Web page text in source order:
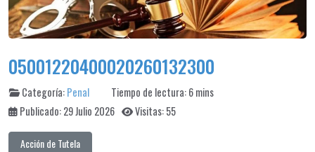
05001220400020260132300
Categoría:Penal
Tiempo de lectura: 6 mins
Publicado: 29 Julio 2026
Visitas: 55
Acción de Tutela